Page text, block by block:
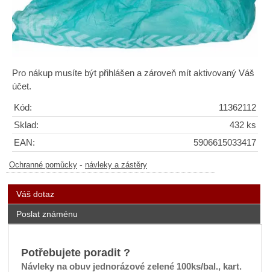
Pro nákup musíte být přihlášen a zároveň mít aktivovaný Váš
účet.
Kód:
11362112
Sklad:
432 ks
EAN:
5906615033417
Ochranné pomůcky - návleky a zástěry
Váš dotaz
Poslat známénu
Potřebujete poradit ?
Návleky na obuv jednorázové zelené 100ks/bal., kart.